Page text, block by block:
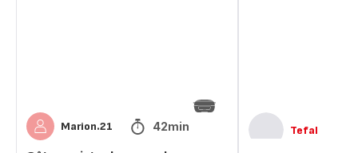
Marion.21 42min Tefal